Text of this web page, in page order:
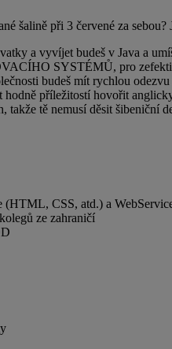
šalině při 3 červené za
a vyvíjet budeš v Java a
SYSTÉMŮ, pro
budeš mít rychlou
příležitostí hovořit
takže tě nemusí děsit šibeniční
CSS, atd.) a
ze zahraničí